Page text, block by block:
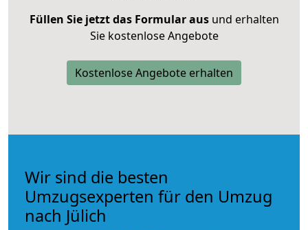
Füllen Sie jetzt das Formular ausund erhalten
Sie kostenlose Angebote
Kostenlose Angebote erhalten
Wir sind die besten
Umzugsexperten für den Umzug
nach Jülich